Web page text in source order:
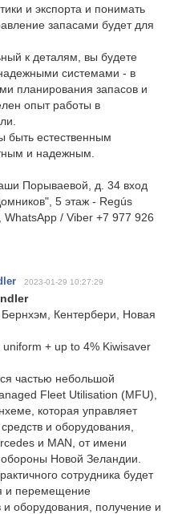
и экспорта и понимать
запасами будет для
к деталям, вы будете
системами - в
планирования запасов и
опыт работы в
быть естественным
и надежным.
Порываевой, д. 34 вход
5 этаж - Regús
/ Viber +7 977 926
2023-01-29 10:27:29
Кентербери, Новая
+ up to 4% Kiwisaver
частью небольшой
Fleet Utilisation (MFU),
которая управляет
и оборудования,
и MAN, от имени
Новой Зеландии.
сотрудника будет
и перемещение
и оборудования, получение и